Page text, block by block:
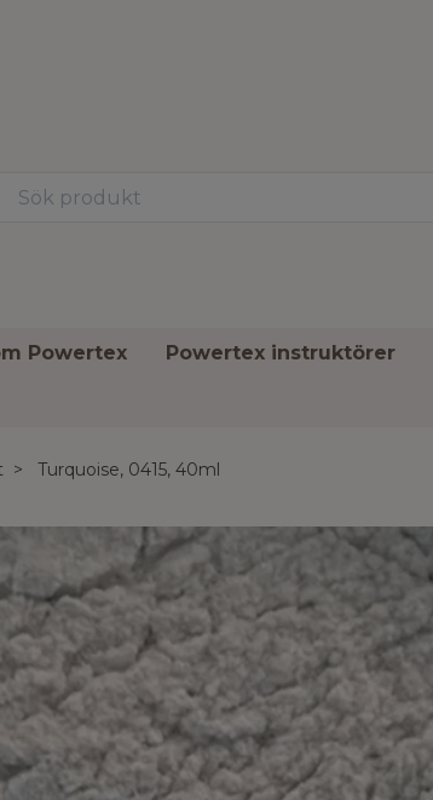
Powertex Powertex instruktörer
Turquoise, 0415, 40ml